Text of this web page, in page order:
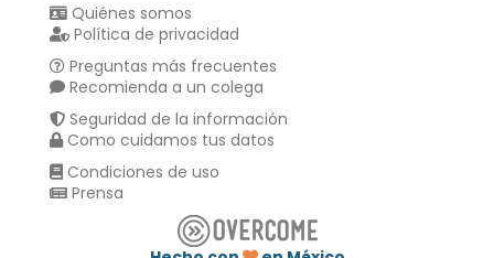
Quiénes somos
Política de privacidad
Preguntas más frecuentes
Recomienda a un colega
Seguridad de la información
Como cuidamos tus datos
Condiciones de uso
Prensa